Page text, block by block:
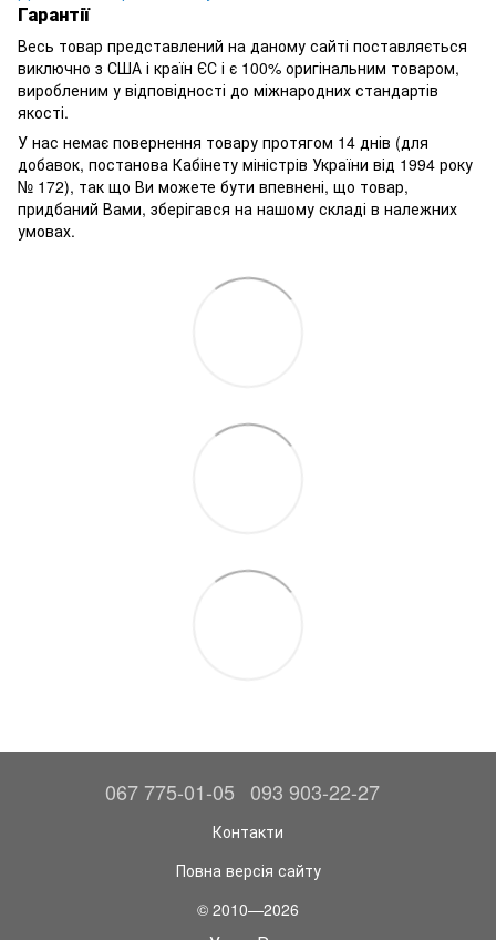
Гарантії
Весь товар представлений на даному сайті поставляється
виключно з США і країн ЄС і є 100% оригінальним товаром,
виробленим у відповідності до міжнародних стандартів
якості.
У нас немає повернення товару протягом 14 днів (для
добавок, постанова Кабінету міністрів України від 1994 року
№ 172), так що Ви можете бути впевнені, що товар,
придбаний Вами, зберігався на нашому складі в належних
умовах.
067 775-01-05 093 903-22-27
Контакти
Повна версія сайту
© 2010—2026